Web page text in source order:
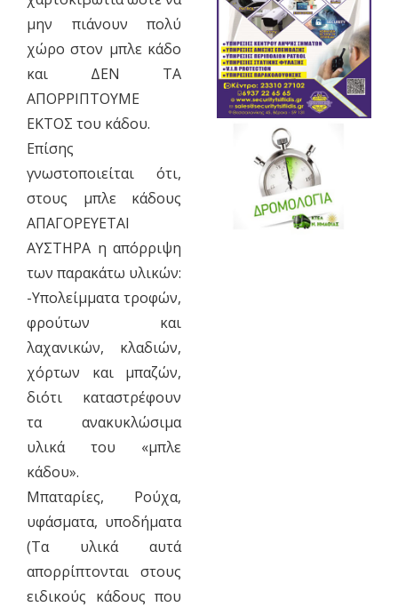
μην πιάνουν πολύ
χώρο στον μπλε κάδο
και ΔΕΝ ΤΑ
ΑΠΟΡΡΙΠΤΟΥΜΕ
ΕΚΤΟΣ του κάδου.
Επίσης
γνωστοποιείται ότι,
στους μπλε κάδους
ΑΠΑΓΟΡΕΥΕΤΑΙ
ΑΥΣΤΗΡΑ η απόρριψη
των παρακάτω υλικών:
-Υπολείμματα τροφών,
φρούτων και
λαχανικών, κλαδιών,
χόρτων και μπαζών,
διότι καταστρέφουν
τα ανακυκλώσιμα
υλικά του «μπλε
κάδου».
Μπαταρίες, Ρούχα,
υφάσματα, υποδήματα
(Τα υλικά αυτά
απορρίπτονται στους
ειδικούς κάδους που